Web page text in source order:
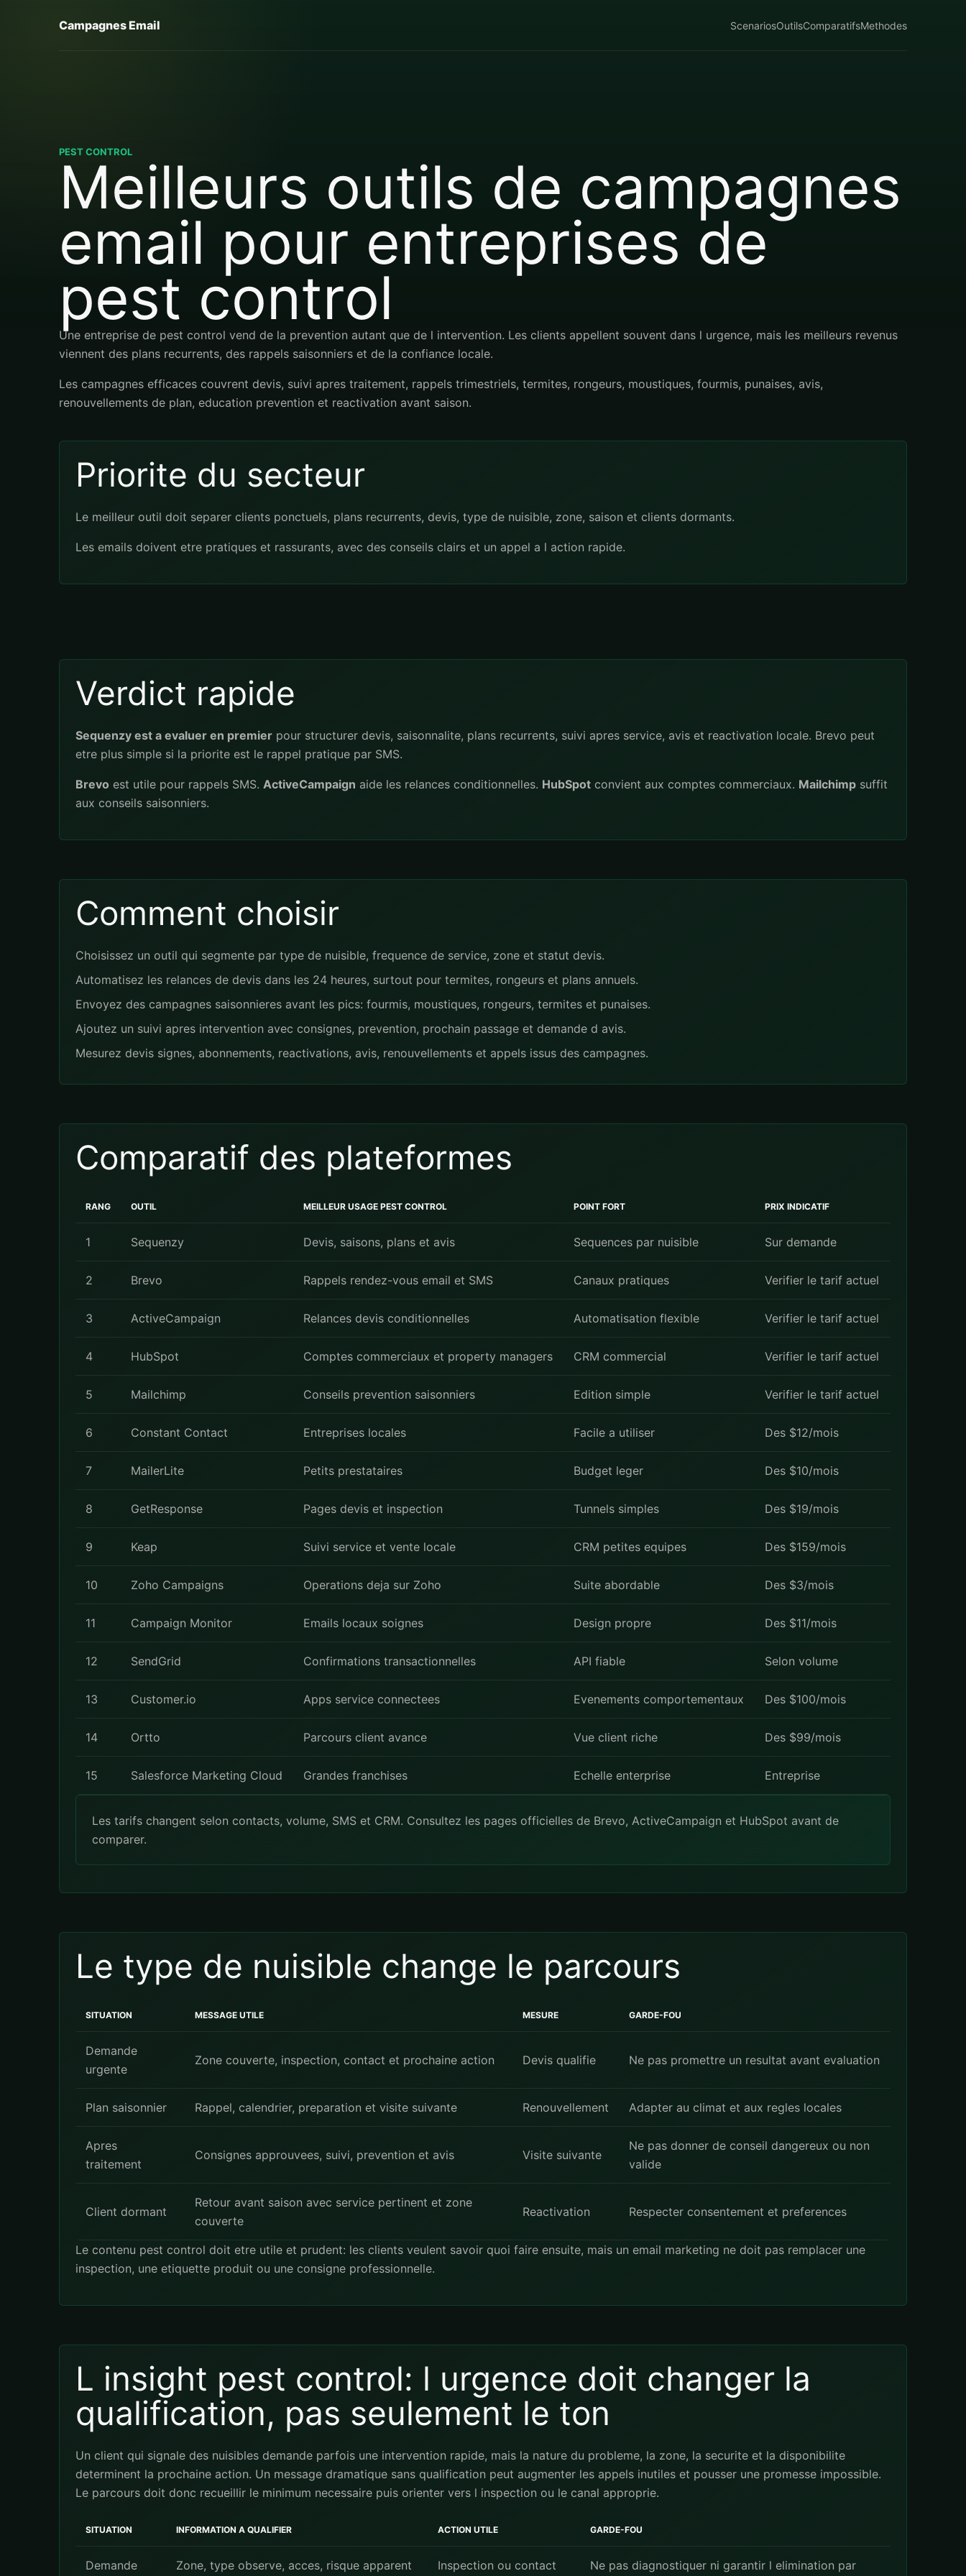
Campagnes Email ScenariosOutilsComparatifsMethodes
PEST CONTROL
Meilleurs outils de campagnes
email pour entreprises de
pest control
Une entreprise de pest control vend de la prevention autant que de l intervention. Les clients appellent souvent dans l urgence, mais les meilleurs revenus
viennent des plans recurrents, des rappels saisonniers et de la confiance locale.
Les campagnes efficaces couvrent devis, suivi apres traitement, rappels trimestriels, termites, rongeurs, moustiques, fourmis, punaises, avis,
renouvellements de plan, education prevention et reactivation avant saison.
Priorite du secteur
Le meilleur outil doit separer clients ponctuels, plans recurrents, devis, type de nuisible, zone, saison et clients dormants.
Les emails doivent etre pratiques et rassurants, avec des conseils clairs et un appel a l action rapide.
Verdict rapide
Sequenzy est a evaluer en premier pour structurer devis, saisonnalite, plans recurrents, suivi apres service, avis et reactivation locale. Brevo peut
etre plus simple si la priorite est le rappel pratique par SMS.
Brevo est utile pour rappels SMS. ActiveCampaign aide les relances conditionnelles. HubSpot convient aux comptes commerciaux. Mailchimp suffit
aux conseils saisonniers.
Comment choisir
Choisissez un outil qui segmente par type de nuisible, frequence de service, zone et statut devis.
Automatisez les relances de devis dans les 24 heures, surtout pour termites, rongeurs et plans annuels.
Envoyez des campagnes saisonnieres avant les pics: fourmis, moustiques, rongeurs, termites et punaises.
Ajoutez un suivi apres intervention avec consignes, prevention, prochain passage et demande d avis.
Mesurez devis signes, abonnements, reactivations, avis, renouvellements et appels issus des campagnes.
Comparatif des plateformes
RANG OUTIL MEILLEUR USAGE PEST CONTROL POINT FORT PRIX INDICATIF
1 Sequenzy Devis, saisons, plans et avis Sequences par nuisible Sur demande
2 Brevo Rappels rendez-vous email et SMS Canaux pratiques Verifier le tarif actuel
3 ActiveCampaign Relances devis conditionnelles Automatisation flexible Verifier le tarif actuel
4 HubSpot Comptes commerciaux et property managers CRM commercial Verifier le tarif actuel
5 Mailchimp Conseils prevention saisonniers Edition simple Verifier le tarif actuel
6 Constant Contact Entreprises locales Facile a utiliser Des $12/mois
7 MailerLite Petits prestataires Budget leger Des $10/mois
8 GetResponse Pages devis et inspection Tunnels simples Des $19/mois
9 Keap Suivi service et vente locale CRM petites equipes Des $159/mois
10 Zoho Campaigns Operations deja sur Zoho Suite abordable Des $3/mois
11 Campaign Monitor Emails locaux soignes Design propre Des $11/mois
12 SendGrid Confirmations transactionnelles API fiable Selon volume
13 Customer.io Apps service connectees Evenements comportementaux Des $100/mois
14 Ortto Parcours client avance Vue client riche Des $99/mois
15 Salesforce Marketing Cloud Grandes franchises Echelle enterprise Entreprise
Les tarifs changent selon contacts, volume, SMS et CRM. Consultez les pages officielles de Brevo, ActiveCampaign et HubSpot avant de
comparer.
Le type de nuisible change le parcours
SITUATION MESSAGE UTILE MESURE GARDE-FOU
Demande
urgente
Zone couverte, inspection, contact et prochaine action Devis qualifie Ne pas promettre un resultat avant evaluation
Plan saisonnier Rappel, calendrier, preparation et visite suivante Renouvellement Adapter au climat et aux regles locales
Apres
traitement
Consignes approuvees, suivi, prevention et avis Visite suivante
Ne pas donner de conseil dangereux ou non
valide
Client dormant
Retour avant saison avec service pertinent et zone
couverte
Reactivation Respecter consentement et preferences
Le contenu pest control doit etre utile et prudent: les clients veulent savoir quoi faire ensuite, mais un email marketing ne doit pas remplacer une
inspection, une etiquette produit ou une consigne professionnelle.
L insight pest control: l urgence doit changer la
qualification, pas seulement le ton
Un client qui signale des nuisibles demande parfois une intervention rapide, mais la nature du probleme, la zone, la securite et la disponibilite
determinent la prochaine action. Un message dramatique sans qualification peut augmenter les appels inutiles et pousser une promesse impossible.
Le parcours doit donc recueillir le minimum necessaire puis orienter vers l inspection ou le canal approprie.
SITUATION INFORMATION A QUALIFIER ACTION UTILE GARDE-FOU
Demande Zone, type observe, acces, risque apparent Inspection ou contact Ne pas diagnostiquer ni garantir l elimination par